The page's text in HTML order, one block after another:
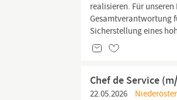
realisieren. Für
Gesamtverantwortung
Sicherstellung eines
Chef de Service
22.05.2026